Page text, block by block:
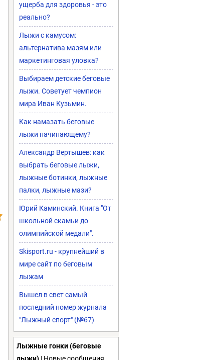
ущерба для здоровья - это
реально?
Лыжи с камусом:
альтернатива мазям или
маркетинговая уловка?
Выбираем детские беговые
лыжи. Советует чемпион
мира Иван Кузьмин.
Как намазать беговые
лыжи начинающему?
Александр Вертышев: как
выбрать беговые лыжи,
лыжные ботинки, лыжные
палки, лыжные мази?
Юрий Каминский. Книга "От
школьной скамьи до
олимпийской медали".
Skisport.ru - крупнейший в
мире сайт по беговым
лыжам
Вышел в свет самый
последний номер журнала
"Лыжный спорт" (№67)
Лыжные гонки (беговые